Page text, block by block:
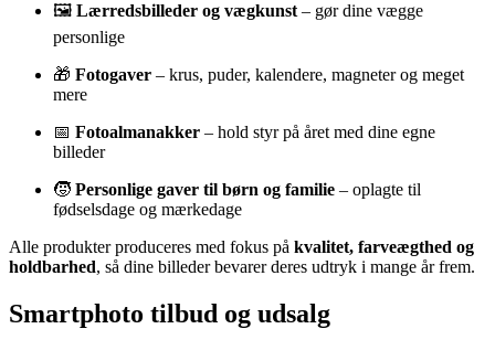
🖼️ Lærredsbilleder og vægkunst – gør dine vægge
personlige
🎁 Fotogaver – krus, puder, kalendere, magneter og meget
mere
📅 Fotoalmanakker – hold styr på året med dine egne
billeder
🧒 Personlige gaver til børn og familie – oplagte til
fødselsdage og mærkedage
Alle produkter produceres med fokus på kvalitet, farveægthed og
holdbarhed, så dine billeder bevarer deres udtryk i mange år frem.
Smartphoto tilbud og udsalg